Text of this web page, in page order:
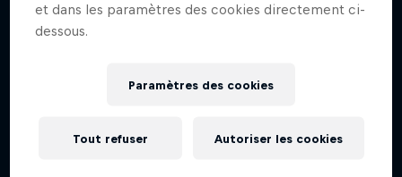
J'EN VEUX ENCORE !
et dans les paramètres des cookies directement ci-
dessous.
Paramètres des cookies
Tout refuser Autoriser les cookies